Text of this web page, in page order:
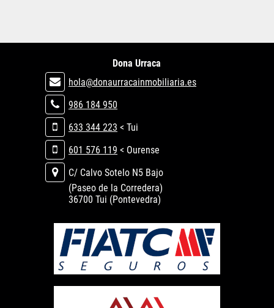
Dona Urraca
hola@donaurracainmobiliaria.es
986 184 950
633 344 223 < Tui
601 576 119 < Ourense
C/ Calvo Sotelo N5 Bajo
(Paseo de la Corredera)
36700 Tui (Pontevedra)